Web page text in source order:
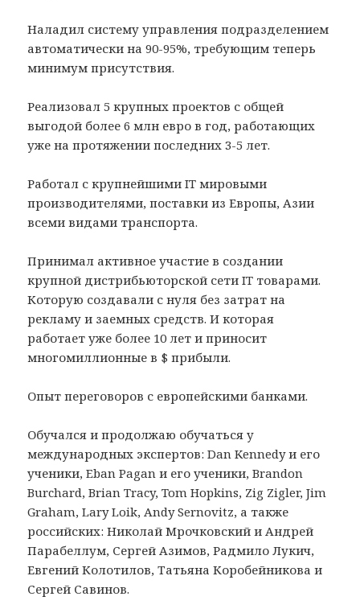
Наладил систему управления подразделением
автоматически на 90-95%, требующим теперь
минимум присутствия.
Реализовал 5 крупных проектов с общей
выгодой более 6 млн евро в год, работающих
уже на протяжении последних 3-5 лет.
Работал с крупнейшими IT мировыми
производителями, поставки из Европы, Азии
всеми видами транспорта.
Принимал активное участие в создании
крупной дистрибьюторской сети IT товарами.
Которую создавали с нуля без затрат на
рекламу и заемных средств. И которая
работает уже более 10 лет и приносит
многомиллионные в $ прибыли.
Опыт переговоров с европейскими банками.
Обучался и продолжаю обучаться у
международных экспертов: Dan Kennedy и его
ученики, Eban Pagan и его ученики, Brandon
Burchard, Brian Tracy, Tom Hopkins, Zig Zigler, Jim
Graham, Lary Loik, Andy Sernovitz, а также
российских: Николай Мрочковский и Андрей
Парабеллум, Сергей Азимов, Радмило Лукич,
Евгений Колотилов, Татьяна Коробейникова и
Сергей Савинов.